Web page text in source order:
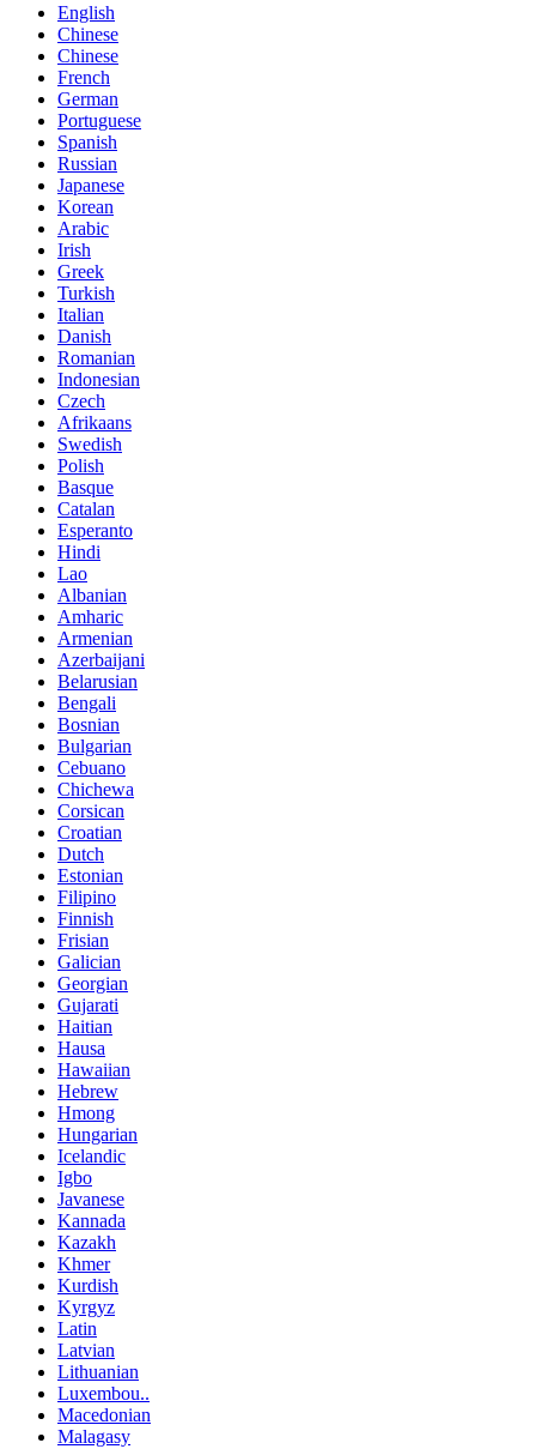
English
Chinese
Chinese
French
German
Portuguese
Spanish
Russian
Japanese
Korean
Arabic
Irish
Greek
Turkish
Italian
Danish
Romanian
Indonesian
Czech
Afrikaans
Swedish
Polish
Basque
Catalan
Esperanto
Hindi
Lao
Albanian
Amharic
Armenian
Azerbaijani
Belarusian
Bengali
Bosnian
Bulgarian
Cebuano
Chichewa
Corsican
Croatian
Dutch
Estonian
Filipino
Finnish
Frisian
Galician
Georgian
Gujarati
Haitian
Hausa
Hawaiian
Hebrew
Hmong
Hungarian
Icelandic
Igbo
Javanese
Kannada
Kazakh
Khmer
Kurdish
Kyrgyz
Latin
Latvian
Lithuanian
Luxembou..
Macedonian
Malagasy